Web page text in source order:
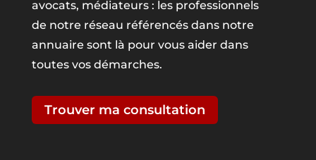
avocats, médiateurs : les professionnels
de notre réseau référencés dans notre
annuaire sont là pour vous aider dans
toutes vos démarches.
Trouver ma consultation